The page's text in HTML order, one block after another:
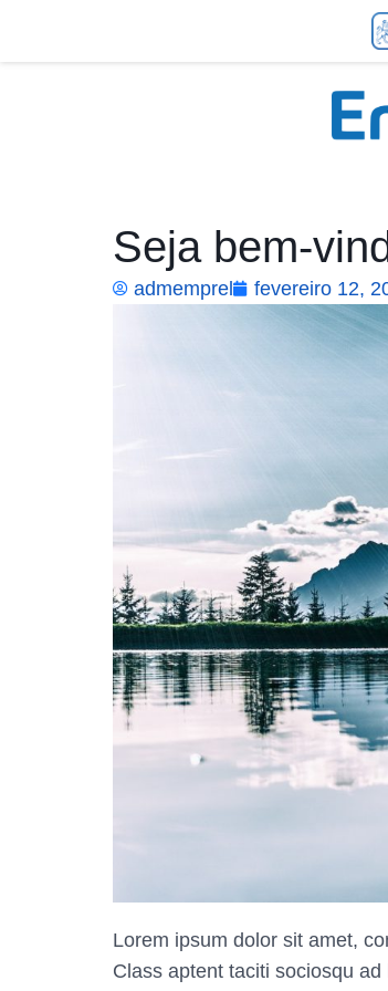
Seja bem-
admemprel fevereiro 12,
Lorem ipsum dolor sit amet,
Class aptent taciti sociosqu